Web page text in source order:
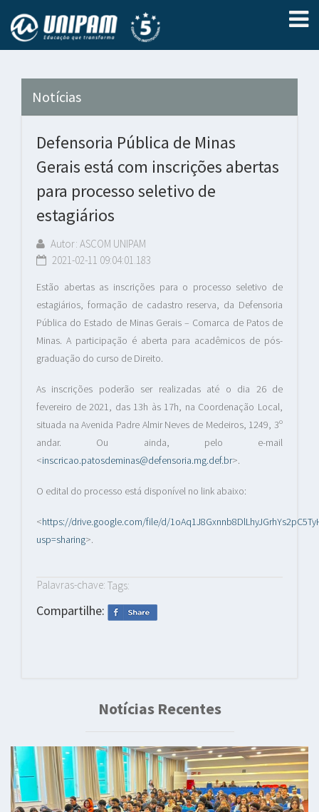
Notícias
Defensoria Pública de Minas
Gerais está com inscrições abertas
para processo seletivo de
estagiários
Autor: ASCOM UNIPAM
2021-02-11 09:04:01.183
Estão abertas as inscrições para o processo seletivo de
estagiários, formação de cadastro reserva, da Defensoria
Pública do Estado de Minas Gerais – Comarca de Patos de
Minas. A participação é aberta para acadêmicos de pós-
graduação do curso de Direito.
As inscrições poderão ser realizadas até o dia 26 de
fevereiro de 2021, das 13h às 17h, na Coordenação Local,
situada na Avenida Padre Almir Neves de Medeiros, 1249, 3º
andar. Ou ainda, pelo e-mail
<inscricao.patosdeminas@defensoria.mg.def.br>.
O edital do processo está disponível no link abaixo:
<https://drive.google.com/file/d/
usp=sharing>.
Palavras-chave: Tags:
Compartilhe:
Notícias Recentes